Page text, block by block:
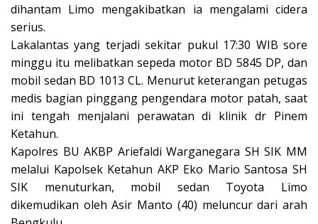
dihantam Limo mengakibatkan ia mengalami cidera
serius.
Lakalantas yang terjadi sekitar pukul 17:30 WIB sore
minggu itu melibatkan sepeda motor BD 5845 DP, dan
mobil sedan BD 1013 CL. Menurut keterangan petugas
medis bagian pinggang pengendara motor patah, saat
ini tengah menjalani perawatan di klinik dr Pinem
Ketahun.
Kapolres BU AKBP Ariefaldi Warganegara SH SIK MM
melalui Kapolsek Ketahun AKP Eko Mario Santosa SH
SIK menuturkan, mobil sedan Toyota Limo
dikemudikan oleh Asir Manto (40) meluncur dari arah